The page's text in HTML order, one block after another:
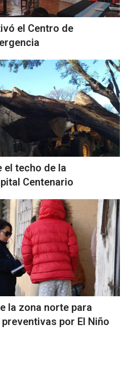
el Centro de
el techo de la
Centenario
la zona norte para
por El Niño